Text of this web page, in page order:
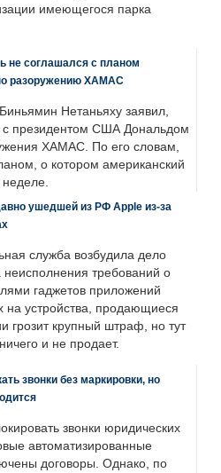
имеющегося парка
не соглашался с планом
разоружению ХАМАС
Нетаньяху заявил,
с президентом США Дональдом
ХАМАС. По его словам,
о котором американский
ушедшей из РФ Apple из-за
служба возбудила дело
неисполнения требований о
гаджетов приложений
на устройства, продающиеся
грозит крупный штраф, но тут
и не продает.
звонки без маркировки, но
звонки юридических
автоматизированные
договоры. Однако, по